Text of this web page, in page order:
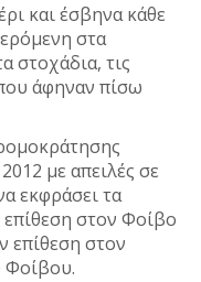
και έσβηνα κάθε
στα
στοχάδια, τις
άφηναν πίσω
με απειλές σε
εκφράσει τα
επίθεση στον Φοίβο
επίθεση στον
Φοίβου.